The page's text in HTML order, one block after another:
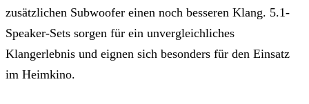
zusätzlichen Subwoofer einen noch besseren Klang. 5.1-
Speaker-Sets sorgen für ein unvergleichliches
Klangerlebnis und eignen sich besonders für den Einsatz
im Heimkino.